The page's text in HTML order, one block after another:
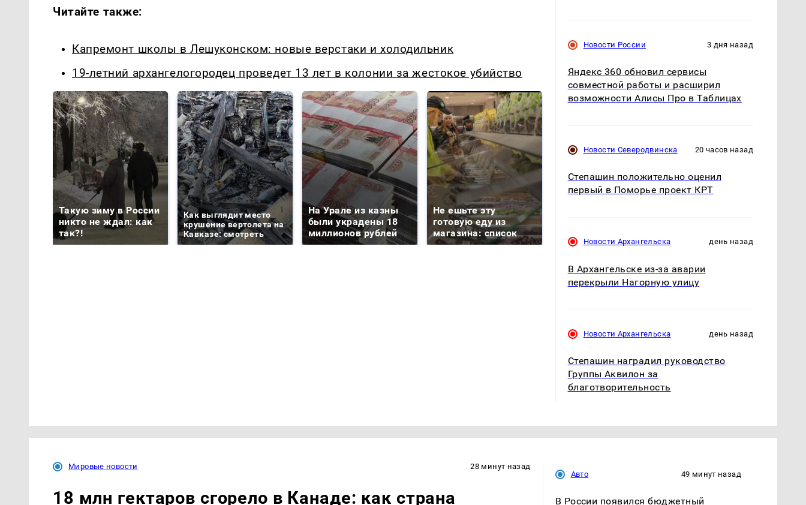
Читайте также:
Капремонт школы в Лешуконском: новые верстаки и холодильник
19-летний архангелогородец проведет 13 лет в колонии за жестокое убийство
Такую зиму в России
никто не ждал: как
так?!
Как выглядит место
крушение вертолета на
Кавказе: смотреть
На Урале из казны
были украдены 18
миллионов рублей
Не ешьте эту
готовую еду из
магазина: список
Новости России 3 дня назад
Яндекс 360 обновил сервисы
совместной работы и расширил
возможности Алисы Про в Таблицах
Новости Северодвинска 20 часов назад
Степашин положительно оценил
первый в Поморье проект КРТ
Новости Архангельска день назад
В Архангельске из-за аварии
перекрыли Нагорную улицу
Новости Архангельска день назад
Степашин наградил руководство
Группы Аквилон за
благотворительность
Мировые новости 28 минут назад
18 млн гектаров сгорело в Канаде: как страна
Авто 49 минут назад
В России появился бюджетный